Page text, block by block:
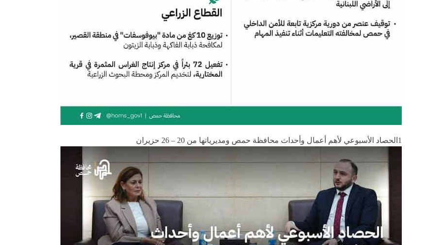
1الحصاد الأسبوعي لأهم أعمال وأحداث محافظة حمص ومديرياتها من 20 – 26 حزيران